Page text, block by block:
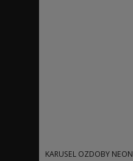
KARUSEL OZDOBY NEON